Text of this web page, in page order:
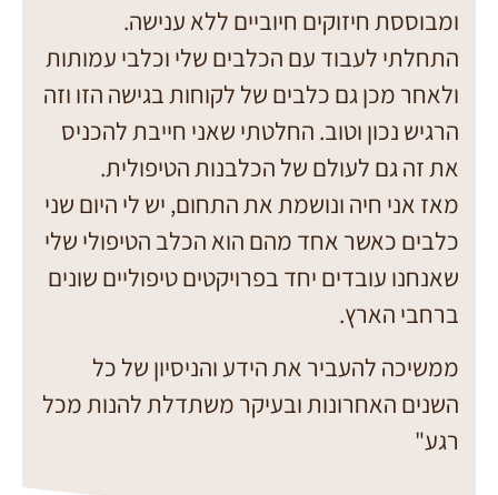
ומבוססת חיזוקים חיוביים ללא ענישה.
התחלתי לעבוד עם הכלבים שלי וכלבי עמותות
ולאחר מכן גם כלבים של לקוחות בגישה הזו וזה
הרגיש נכון וטוב. החלטתי שאני חייבת להכניס
את זה גם לעולם של הכלבנות הטיפולית.
מאז אני חיה ונושמת את התחום, יש לי היום שני
כלבים כאשר אחד מהם הוא הכלב הטיפולי שלי
שאנחנו עובדים יחד בפרויקטים טיפוליים שונים
ברחבי הארץ.
ממשיכה להעביר את הידע והניסיון של כל
השנים האחרונות ובעיקר משתדלת להנות מכל
רגע"